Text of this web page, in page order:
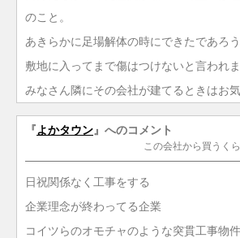
のこと。
あきらかに足場解体の時にできたであろ
敷地に入ってまで傷はつけないと言われま
みなさん隣にその会社が建てるときはお
『よかタウン 』へのコメント
この会社から買うく
日祝関係なく工事をする
企業理念が終わってる企業
コイツらのオモチャのような突貫工事物